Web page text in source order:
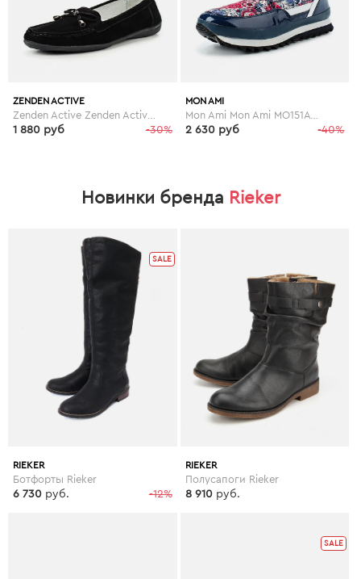
ZENDEN ACTIVE
-30%
1 880 руб
MON AMI
Mon Ami Mon Ami MO151AWGBT55
-40%
2 630 руб
Новинки бренда Rieker
SALE
RIEKER
Ботфорты Rieker
-12%
6 730 руб.
RIEKER
Полусапоги Rieker
8 910 руб.
SALE